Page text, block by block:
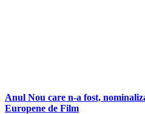
Anul Nou care n-a fost,
Europene de Film